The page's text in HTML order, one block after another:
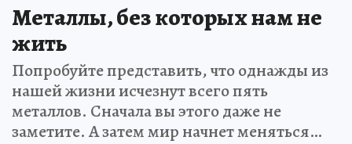
Металлы, без которых нам не
жить
Попробуйте представить, что однажды из
нашей жизни исчезнут всего пять
металлов. Сначала вы этого даже не
заметите. А затем мир начнет меняться…